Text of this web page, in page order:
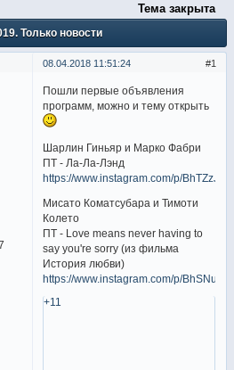
Только новости
Тема закрыта
1
08.04.2018 11:51:24
Пошли первые объявления
программ, можно и тему открыть
Шарлин Гиньяр и Марко Фабри
ПТ - Ла-Ла-Лэнд
https://www.instagram.com/p/
Мисато Коматсубара и Тимоти
Колето
ПТ - Love means never having to
say you're sorry (из фильма
История любви)
https://www.instagram.com/p/
+11